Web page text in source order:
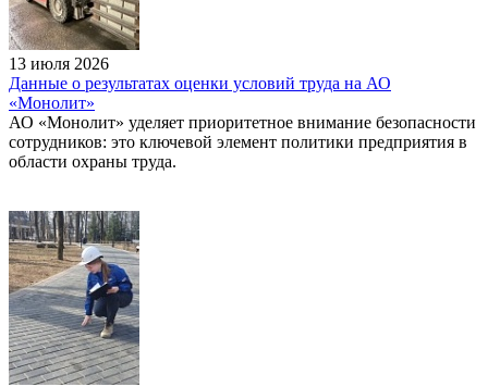
13 июля 2026
Данные о результатах оценки условий труда на АО
«Монолит»
АО «Монолит» уделяет приоритетное внимание безопасности
сотрудников: это ключевой элемент политики предприятия в
области охраны труда.